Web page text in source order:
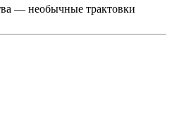
— необычные трактовки